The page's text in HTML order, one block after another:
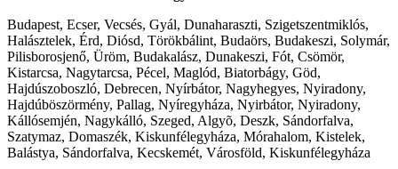
Budapest, Ecser, Vecsés, Gyál, Dunaharaszti, Szigetszentmiklós,
Halásztelek, Érd, Diósd, Törökbálint, Budaörs, Budakeszi, Solymár,
Pilisborosjenő, Üröm, Budakalász, Dunakeszi, Fót, Csömör,
Kistarcsa, Nagytarcsa, Pécel, Maglód, Biatorbágy, Göd,
Hajdúszoboszló, Debrecen, Nyírbátor, Nagyhegyes, Nyiradony,
Hajdúböszörmény, Pallag, Nyíregyháza, Nyirbátor, Nyiradony,
Kállósemjén, Nagykálló, Szeged, Algyõ, Deszk, Sándorfalva,
Szatymaz, Domaszék, Kiskunfélegyháza, Mórahalom, Kistelek,
Balástya, Sándorfalva, Kecskemét, Városföld, Kiskunfélegyháza